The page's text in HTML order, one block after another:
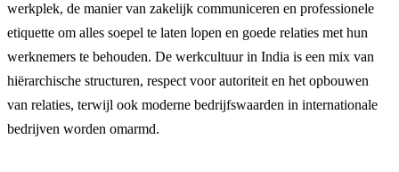
werkplek, de manier van zakelijk communiceren en professionele
etiquette om alles soepel te laten lopen en goede relaties met hun
werknemers te behouden. De werkcultuur in India is een mix van
hiërarchische structuren, respect voor autoriteit en het opbouwen
van relaties, terwijl ook moderne bedrijfswaarden in internationale
bedrijven worden omarmd.